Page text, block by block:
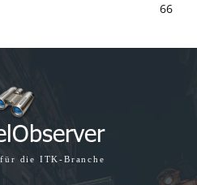
66
die ITK-Branche